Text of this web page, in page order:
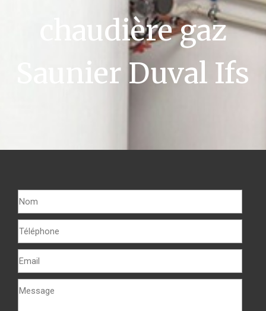
chaudière gaz
Saunier Duval Ifs